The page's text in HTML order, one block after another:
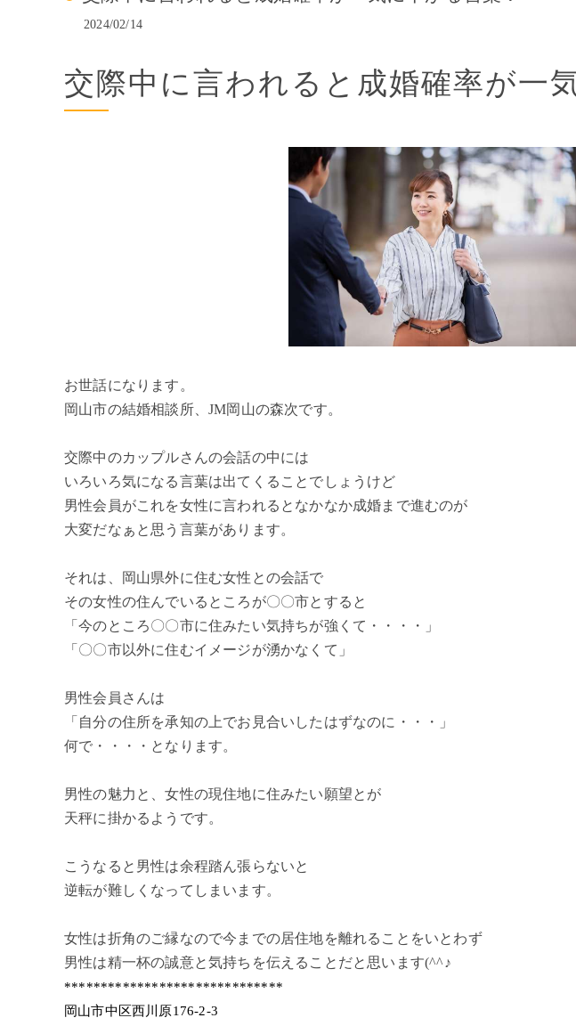
2024/02/14
交際中に言われると成婚確率が一
お世話になります。
岡山市の結婚相談所、JM岡山の森次です。
交際中のカップルさんの会話の中には
いろいろ気になる言葉は出てくることでしょうけど
男性会員がこれを女性に言われるとなかなか成婚まで進むのが
大変だなぁと思う言葉があります。
それは、岡山県外に住む女性との会話で
その女性の住んでいるところが〇〇市とすると
「今のところ〇〇市に住みたい気持ちが強くて・・・・」
「〇〇市以外に住むイメージが湧かなくて」
男性会員さんは
「自分の住所を承知の上でお見合いしたはずなのに・・・」
何で・・・・となります。
男性の魅力と、女性の現住地に住みたい願望とが
天秤に掛かるようです。
こうなると男性は余程踏ん張らないと
逆転が難しくなってしまいます。
女性は折角のご縁なので今までの居住地を離れることをいとわず
男性は精一杯の誠意と気持ちを伝えることだと思います(^^♪
******************************
岡山市中区西川原176-2-3